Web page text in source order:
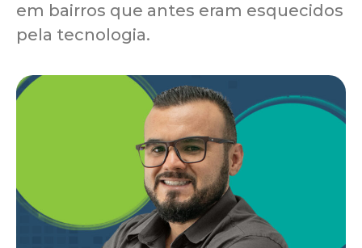
em bairros que antes eram esquecidos
pela tecnologia.